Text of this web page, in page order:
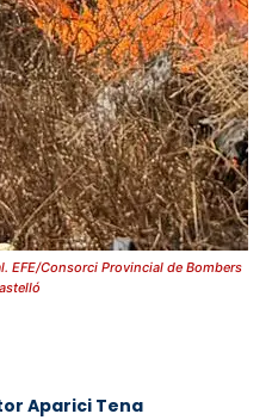
EFE/Consorci Provincial de Bombers
Aparici Tena